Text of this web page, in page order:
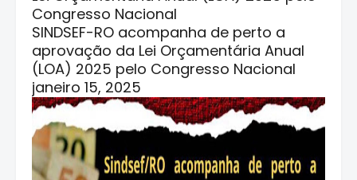
Congresso Nacional
SINDSEF-RO acompanha de perto a
aprovação da Lei Orçamentária Anual
(LOA) 2025 pelo Congresso Nacional
janeiro 15, 2025